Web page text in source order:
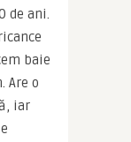
de ani.
baie
Are o
iar